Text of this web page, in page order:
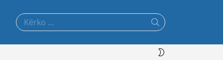
Search
for: